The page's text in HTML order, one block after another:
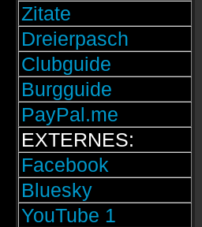
Zitate
Dreierpasch
Clubguide
Burgguide
PayPal.me
EXTERNES:
Facebook
Bluesky
YouTube 1